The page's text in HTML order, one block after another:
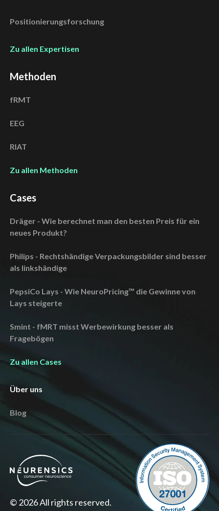
Positionierungsforschung
Zu allen Expertisen
Methoden
fRMT
EEG
RIAT
Zu allen Methoden
Cases
Dräger - Wie berechnet man den besten Preis für ein
neues Produkt?
Philips - Rechtshändige Verpackungsbilder sind besser
als linkshändige
PepsiCo Lays - Wie NeuroPricing™ die Gewinne von
Lays steigerte
Smint - fMRT misst Werbewirkung besser als
Fragebögen
Zu allen Cases
Über uns
Blog
© 2026 All rights reserved.